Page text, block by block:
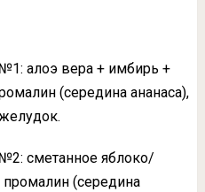
алоэ вера + имбирь +
(середина ананаса),
сметанное яблоко/
промалин (середина